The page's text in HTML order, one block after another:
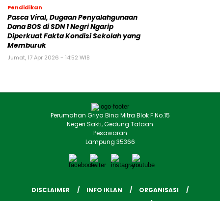
Pendidikan
Pasca Viral, Dugaan Penyalahgunaan
Dana BOS di SDN 1 Negri Ngarip
Diperkuat Fakta Kondisi Sekolah yang
Memburuk
Jumat, 17 Apr 2026 - 14:52 WIB
Perumahan Griya Bina Mitra Blok F No.15
Negeri Sakti, Gedung Tataan
Pesawaran
Lampung 35366
DISCLAIMER INFO IKLAN
ORGANISASI